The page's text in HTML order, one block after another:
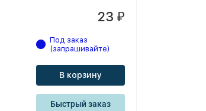
23 ₽
Под заказ
(запрашивайте)
В корзину
Быстрый заказ